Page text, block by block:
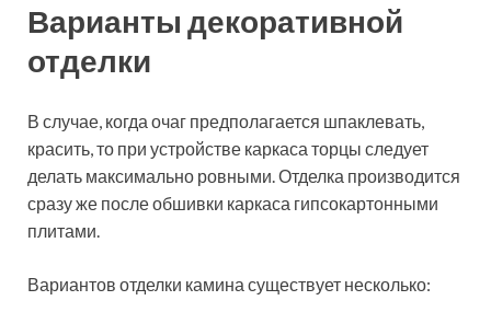
Варианты декоративной
отделки
В случае, когда очаг предполагается шпаклевать,
красить, то при устройстве каркаса торцы следует
делать максимально ровными. Отделка производится
сразу же после обшивки каркаса гипсокартонными
плитами.
Вариантов отделки камина существует несколько: